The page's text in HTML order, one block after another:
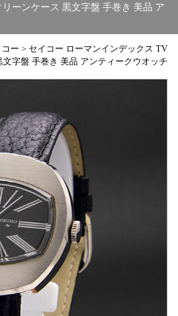
ーンケース 黒文字盤 手巻き 美品 ア
ー > セイコー ローマンインデックス TV
文字盤 手巻き 美品 アンティークウオッチ